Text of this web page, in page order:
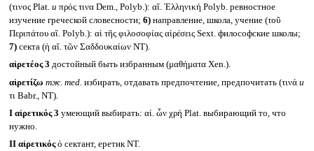
(τινος Plat. и πρός τινα Dem., Polyb.): αἵ. Ἑλληνική Polyb. ревностное
изучение греческой словесности; 6)направление, школа, учение (τοῦ
Περιπάτου αἵ. Polyb.): αἱ τῆς φιλοσοφίας αἱρέσεις Sext. философские школы;
7)секта (ἡ αἵ. τῶν Σαδδουκαίων NT).
αἱρετέος 3 достойный быть избранным (μαθήματα Xen.).
αἱρετίζω тж. med. избирать, отдавать предпочтение, предпочитать (τινά и
τι Babr., NT).
I αἱρετικός 3 умеющий выбирать: αἱ. ὧν χρή Plat. выбирающий то, что
нужно.
II αἱρετικόςὁ сектант, еретик NT.